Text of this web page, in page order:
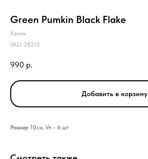
Green Pumkin Black Flake
Xzone
SKU: 28310
990 р.
Добавить в корзину
Размер 10см, Уп - 6 шт